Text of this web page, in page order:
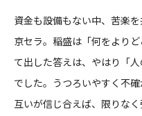
資金も設備もない中、苦楽
京セラ。稲盛は「何をより
て出した答えは、やはり「
でした。うつろいやすく不
互いが信じ合えば、限りな